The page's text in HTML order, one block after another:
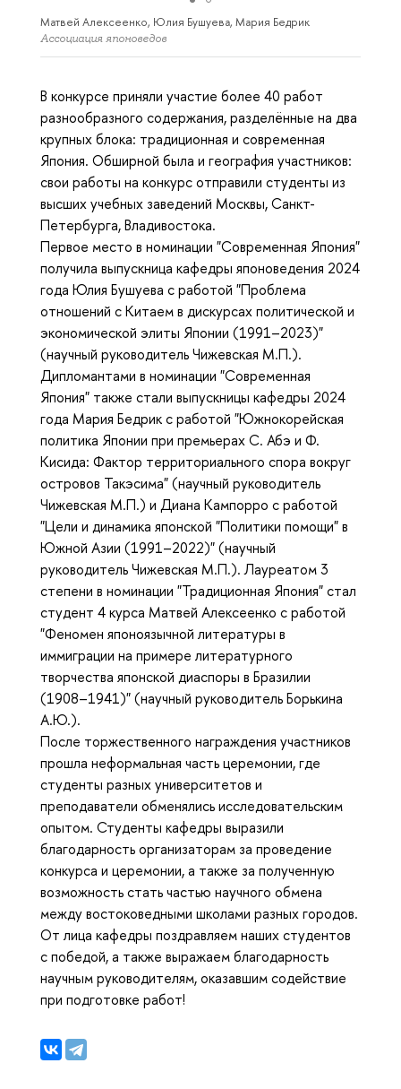
Матвей Алексеенко, Юлия Бушуева, Мария Бедрик
Ассоциация японоведов
В конкурсе приняли участие более 40 работ
разнообразного содержания, разделённые на два
крупных блока: традиционная и современная
Япония. Обширной была и география участников:
свои работы на конкурс отправили студенты из
высших учебных заведений Москвы, Санкт-
Петербурга, Владивостока.
Первое место в номинации "Современная Япония"
получила выпускница кафедры японоведения 2024
года Юлия Бушуева с работой "Проблема
отношений с Китаем в дискурсах политической и
экономической элиты Японии (1991–2023)"
(научный руководитель Чижевская М.П.).
Дипломантами в номинации "Современная
Япония" также стали выпускницы кафедры 2024
года Мария Бедрик с работой "Южнокорейская
политика Японии при премьерах С. Абэ и Ф.
Кисида: Фактор территориального спора вокруг
островов Такэсима" (научный руководитель
Чижевская М.П.) и Диана Кампорро с работой
"Цели и динамика японской "Политики помощи" в
Южной Азии (1991–2022)" (научный
руководитель Чижевская М.П.). Лауреатом 3
степени в номинации "Традиционная Япония" стал
студент 4 курса Матвей Алексеенко с работой
"Феномен японоязычной литературы в
иммиграции на примере литературного
творчества японской диаспоры в Бразилии
(1908–1941)" (научный руководитель Борькина
А.Ю.).
После торжественного награждения участников
прошла неформальная часть церемонии, где
студенты разных университетов и
преподаватели обменялись исследовательским
опытом. Студенты кафедры выразили
благодарность организаторам за проведение
конкурса и церемонии, а также за полученную
возможность стать частью научного обмена
между востоковедными школами разных городов.
От лица кафедры поздравляем наших студентов
с победой, а также выражаем благодарность
научным руководителям, оказавшим содействие
при подготовке работ!